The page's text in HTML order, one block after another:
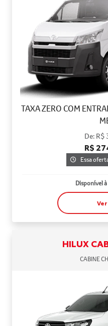
TAXA ZERO COM
De: R$
R$
Essa
Disponível
HILUX
CABINE